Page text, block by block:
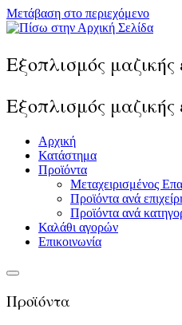
Μετάβαση στο περιεχόμενο
Εξοπλισμός
Εξοπλισμός
Αρχική
Κατάστημα
Προϊόντα
Μεταχειρισμένος
Προϊόντα ανά
Προϊόντα ανά
Καλάθι αγορών
Επικοινωνία
Προϊόντα